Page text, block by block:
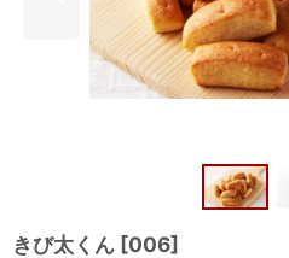
きび太くん [006]